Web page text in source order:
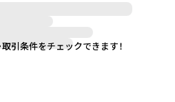
引条件をチェックできます！